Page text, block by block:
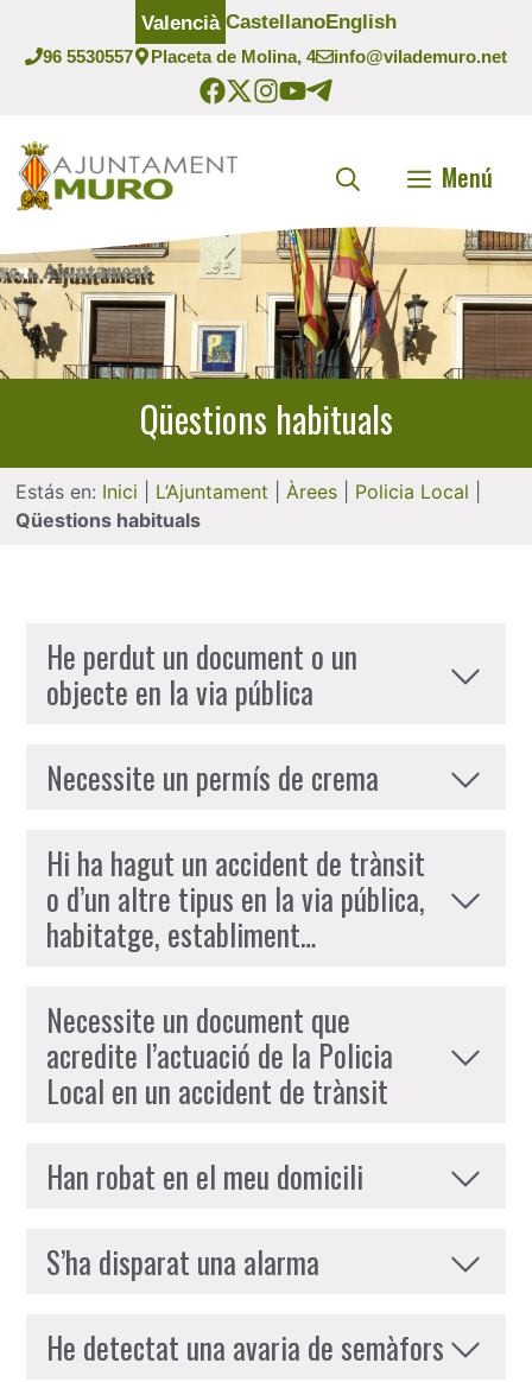
contingut
96 5530557 Placeta de Molina, 4 info@vilademuro.net
Valencià CastellanoEnglish
Menú
Qüestions habituals
Estás en: Inici L’Ajuntament Àrees Policia Local
Qüestions habituals
He perdut un document o un
objecte en la via pública
Necessite un permís de crema
Hi ha hagut un accident de trànsit
o d’un altre tipus en la via pública,
habitatge, establiment…
Necessite un document que
acredite l’actuació de la Policia
Local en un accident de trànsit
Han robat en el meu domicili
S’ha disparat una alarma
He detectat una avaria de semàfors